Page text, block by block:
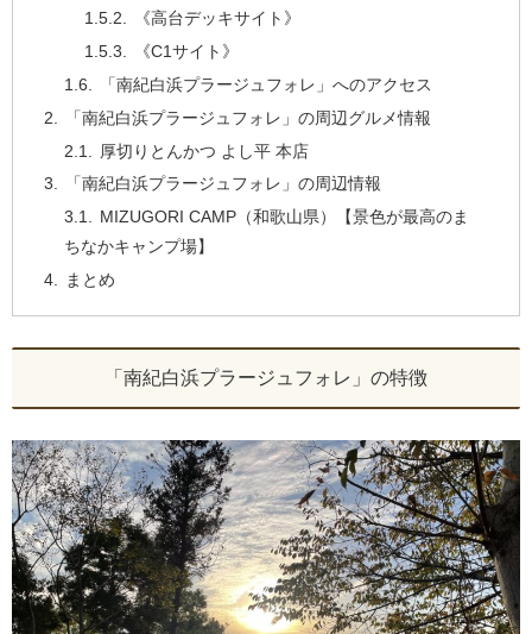
《高台デッキサイト》
《C1サイト》
「南紀白浜プラージュフォレ」へのアクセス
「南紀白浜プラージュフォレ」の周辺グルメ情報
厚切りとんかつ よし平 本店
「南紀白浜プラージュフォレ」の周辺情報
MIZUGORI CAMP（和歌山県）【景色が最高のま
ちなかキャンプ場】
まとめ
「南紀白浜プラージュフォレ」の特徴